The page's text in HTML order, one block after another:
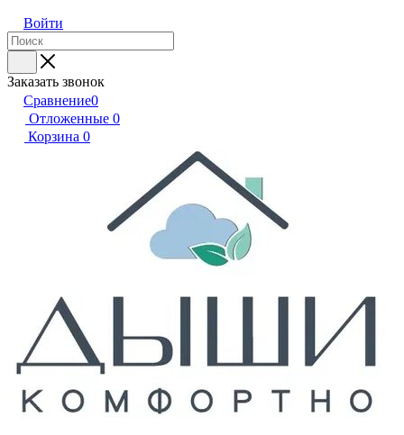
Войти
Заказать звонок
Сравнение0
Отложенные 0
Корзина 0